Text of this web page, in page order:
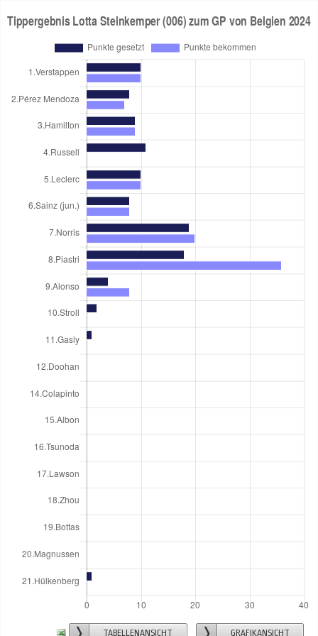
TABELLENANSICHT GRAFIKANSICHT